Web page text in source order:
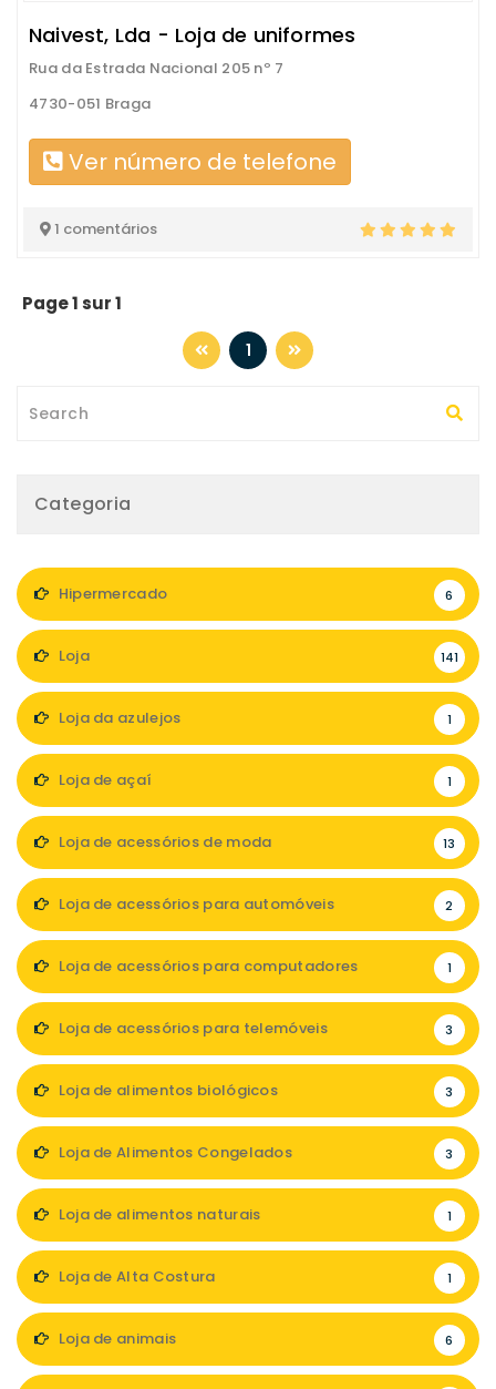
Naivest, Lda - Loja de uniformes
Rua da Estrada Nacional 205 nº 7
4730-051 Braga
Ver número de telefone
1 comentários
Page 1 sur 1
1
Categoria
Hipermercado 6
Loja 141
Loja da azulejos 1
Loja de açaí 1
Loja de acessórios de moda 13
Loja de acessórios para automóveis 2
Loja de acessórios para computadores 1
Loja de acessórios para telemóveis 3
Loja de alimentos biológicos 3
Loja de Alimentos Congelados 3
Loja de alimentos naturais 1
Loja de Alta Costura 1
Loja de animais 6